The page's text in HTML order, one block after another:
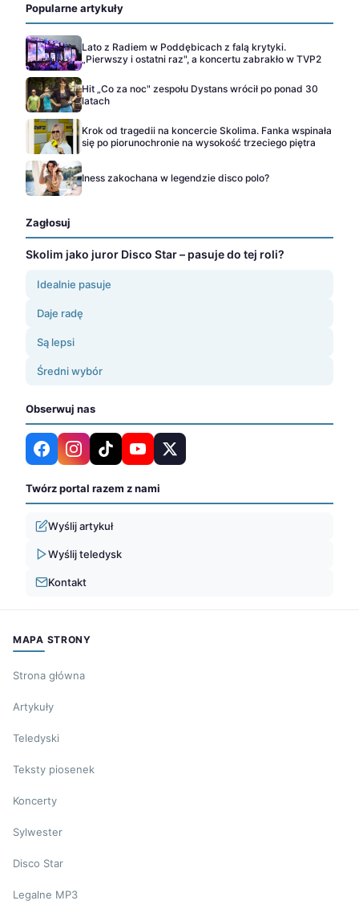
Popularne artykuły
Lato z Radiem w Poddębicach z falą krytyki.
„Pierwszy i ostatni raz", a koncertu zabrakło w TVP2
Hit „Co za noc" zespołu Dystans wrócił po ponad 30
latach
Krok od tragedii na koncercie Skolima. Fanka wspinała
się po piorunochronie na wysokość trzeciego piętra
Iness zakochana w legendzie disco polo?
Zagłosuj
Skolim jako juror Disco Star – pasuje do tej roli?
Idealnie pasuje
Daje radę
Są lepsi
Średni wybór
Obserwuj nas
Twórz portal razem z nami
Wyślij artykuł
Wyślij teledysk
Kontakt
MAPA STRONY
Strona główna
Artykuły
Teledyski
Teksty piosenek
Koncerty
Sylwester
Disco Star
Legalne MP3